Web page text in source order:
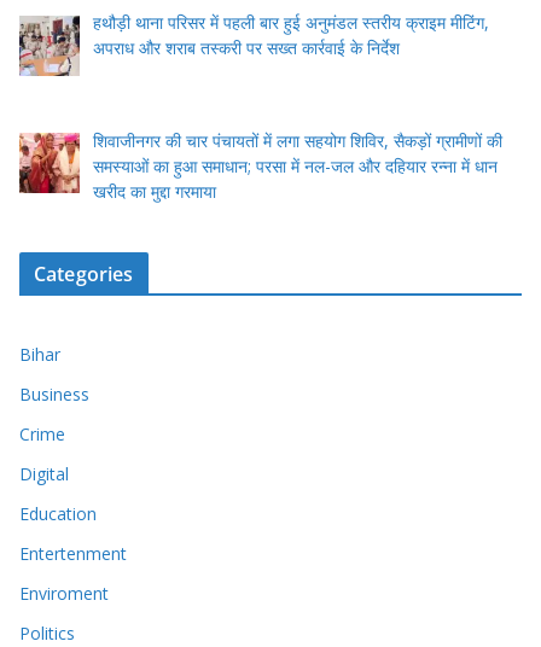
हथौड़ी थाना परिसर में पहली बार हुई अनुमंडल स्तरीय क्राइम मीटिंग,
अपराध और शराब तस्करी पर सख्त कार्रवाई के निर्देश
शिवाजीनगर की चार पंचायतों में लगा सहयोग शिविर, सैकड़ों ग्रामीणों की
समस्याओं का हुआ समाधान; परसा में नल-जल और दहियार रन्ना में धान
खरीद का मुद्दा गरमाया
Categories
Bihar
Business
Crime
Digital
Education
Entertenment
Enviroment
Politics